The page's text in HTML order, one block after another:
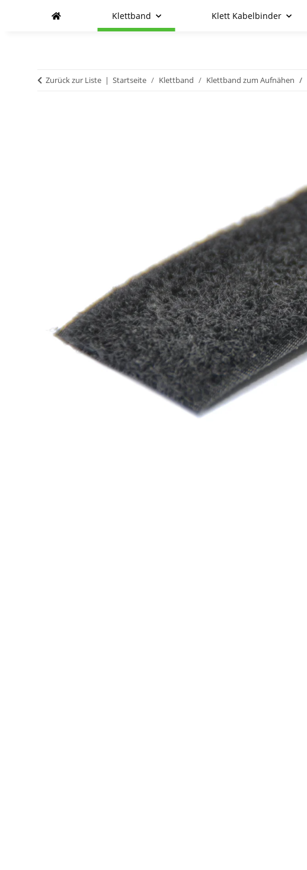
Klettband Klett Kabelbinder
Zurück zur Liste Startseite Klettband Klettband zum Aufnähen